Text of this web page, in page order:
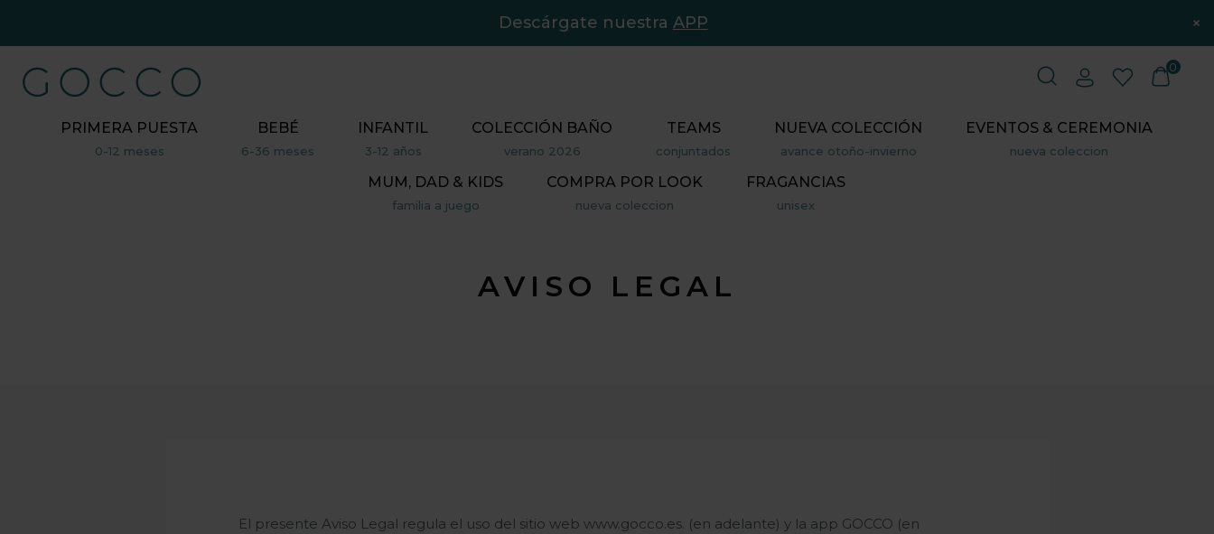
Descárgate nuestra APP ×
PRIMERA PUESTA
0-12 meses
BEBÉ
6-36 meses
INFANTIL
3-12 años
COLECCIÓN BAÑO
verano 2026
TEAMS
conjuntados
NUEVA COLECCIÓN
avance otoño-invierno
EVENTOS & CEREMONIA
nueva coleccion
MUM, DAD & KIDS
familia a juego
COMPRA POR LOOK
nueva coleccion
FRAGANCIAS
unisex
0
AVISO LEGAL
El presente Aviso Legal regula el uso del sitio web www.gocco.es. (en adelante) y la app GOCCO (en